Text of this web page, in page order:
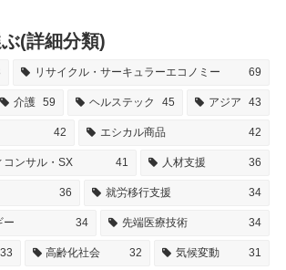
(詳細分類)
リサイクル・サーキュラーエコノミー 69
介護 59 ヘルステック 45 アジア 43
42 エシカル商品 42
コンサル・SX 41 人材支援 36
36 就労移行支援 34
ー 34 先端医療技術 34
33 高齢化社会 32 気候変動 31